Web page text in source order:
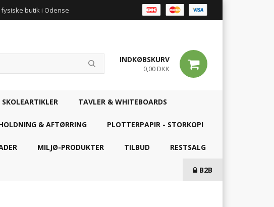
butik i Odense
INDKØBSKURV
0,00 DKK
SKOLEARTIKLER TAVLER & WHITEBOARDS
& AFTØRRING PLOTTERPAPIR - STORKOPI
MILJØ-PRODUKTER TILBUD RESTSALG
B2B